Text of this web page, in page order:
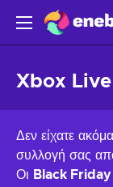
Xbox
Δεν είχατε
συλλογή σας
Οι Black